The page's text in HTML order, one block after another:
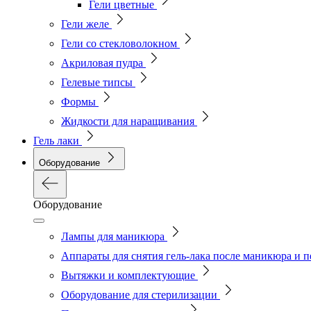
Гели цветные
Гели желе
Гели со стекловолокном
Акриловая пудра
Гелевые типсы
Формы
Жидкости для наращивания
Гель лаки
Оборудование
Оборудование
Лампы для маникюра
Аппараты для снятия гель-лака после маникюра и
Вытяжки и комплектующие
Оборудование для стерилизации